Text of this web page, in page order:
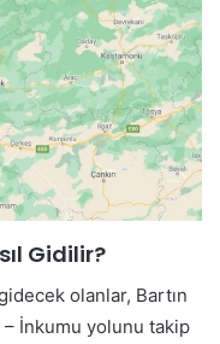
Gidilir?
olanlar, Bartın
– İnkumu yolunu takip